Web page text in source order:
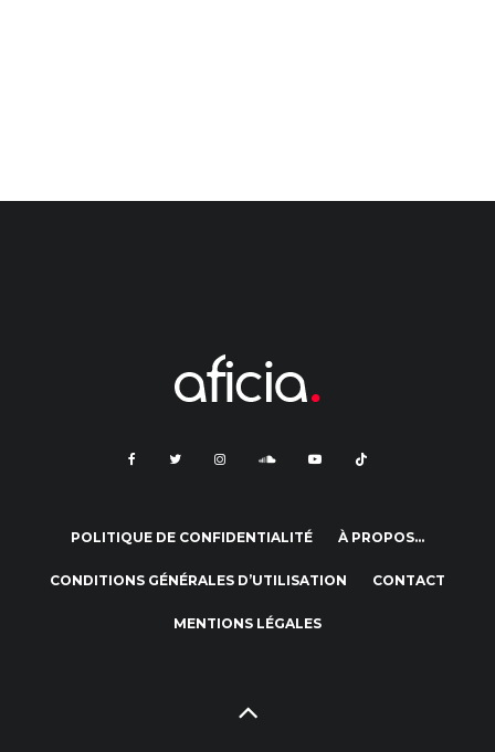
POLITIQUE DE CONFIDENTIALITÉ À PROPOS…
CONDITIONS GÉNÉRALES D’UTILISATION CONTACT
MENTIONS LÉGALES